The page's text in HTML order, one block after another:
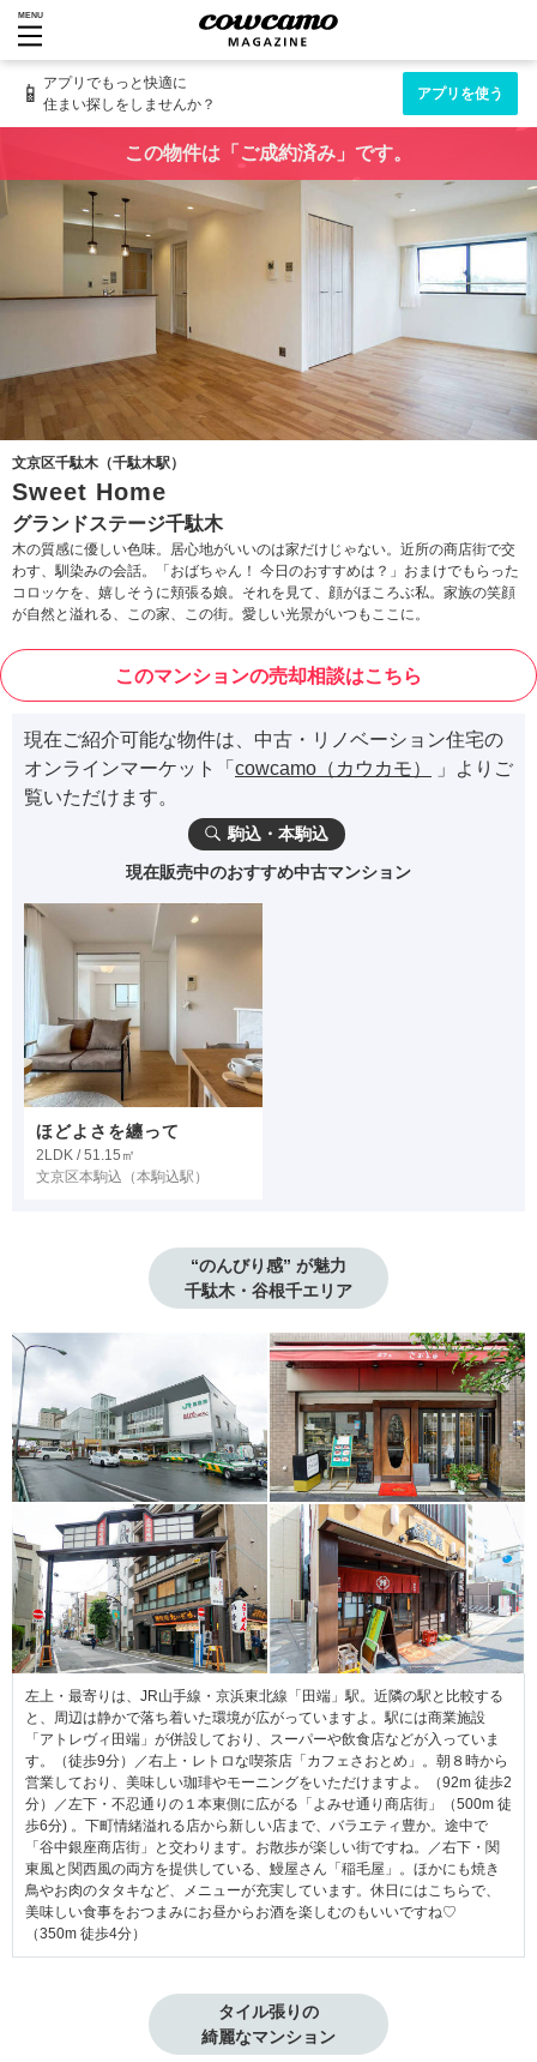
MENU
📱 アプリでもっと快適に
住まい探しをしませんか？
アプリを使う
この物件は「ご成約済み」です。
文京区千駄木（千駄木駅）
Sweet Home
グランドステージ千駄木
木の質感に優しい色味。居心地がいいのは家だけじゃない。近所の商店街で交
わす、馴染みの会話。「おばちゃん！ 今日のおすすめは？」おまけでもらった
コロッケを、嬉しそうに頬張る娘。それを見て、顔がほころぶ私。家族の笑顔
が自然と溢れる、この家、この街。愛しい光景がいつもここに。
このマンションの売却相談はこちら
現在ご紹介可能な物件は、中古・リノベーション住宅の
オンラインマーケット「 cowcamo（カウカモ）
」よりご
覧いただけます。
駒込・本駒込
現在販売中のおすすめ中古マンション
ほどよさを纏って
2LDK / 51.15㎡
文京区本駒込 （本駒込駅）
“のんびり感” が魅力
千駄木・谷根千エリア
左上・最寄りは、JR山手線・京浜東北線「田端」駅。近隣の駅と比較する
と、周辺は静かで落ち着いた環境が広がっていますよ。駅には商業施設
「アトレヴィ田端」が併設しており、スーパーや飲食店などが入っていま
す。（徒歩9分）／右上・レトロな喫茶店「カフェさおとめ」。朝８時から
営業しており、美味しい珈琲やモーニングをいただけますよ。（92m 徒歩2
分）／左下・不忍通りの１本東側に広がる「よみせ通り商店街」（500m 徒
歩6分) 。下町情緒溢れる店から新しい店まで、バラエティ豊か。途中で
「谷中銀座商店街」と交わります。お散歩が楽しい街ですね。／右下・関
東風と関西風の両方を提供している、鰻屋さん「稲毛屋」。ほかにも焼き
鳥やお肉のタタキなど、メニューが充実しています。休日にはこちらで、
美味しい食事をおつまみにお昼からお酒を楽しむのもいいですね♡
（350m 徒歩4分）
タイル張りの
綺麗なマンション